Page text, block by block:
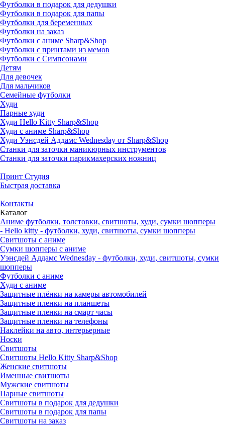
Футболки в подарок для дедушки
Футболки в подарок для папы
Футболки для беременных
Футболки на заказ
Футболки с аниме Sharp&Shop
Футболки с принтами из мемов
Футболки с Симпсонами
Детям
Для девочек
Для мальчиков
Семейные футболки
Худи
Парные худи
Худи Hello Kitty Sharp&Shop
Худи с аниме Sharp&Shop
Худи Уэнсдей Аддамс Wednesday от Sharp&Shop
Станки для заточки маникюрных инструментов
Станки для заточки парикмахерских ножниц
Принт Студия
Быстрая доставка
Контакты
Каталог
Аниме футболки, толстовки, свитшоты, худи, сумки шопперы
- Hello kitty - футболки, худи, свитшоты, сумки шопперы
Свитшоты с аниме
Сумки шопперы с аниме
Уэнсдей Аддамс Wednesday - футболки, худи, свитшоты, сумки
шопперы
Футболки с аниме
Худи с аниме
Защитные плёнки на камеры автомобилей
Защитные пленки на планшеты
Защитные пленки на смарт часы
Защитные пленки на телефоны
Наклейки на авто, интерьерные
Носки
Свитшоты
Cвитшоты Hello Kitty Sharp&Shop
Женские свитшоты
Именные свитшоты
Мужские свитшоты
Парные свитшоты
Свитшоты в подарок для дедушки
Свитшоты в подарок для папы
Свитшоты на заказ